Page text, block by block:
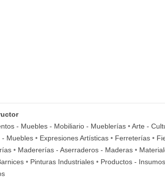
- Muebles - Mobiliario - Mueblerías •Arte -
- Muebles • Expresiones Artísticas • Ferreterías •
• Madererías - Aserraderos - Maderas •
• Pinturas Industriales • Productos - Insumos